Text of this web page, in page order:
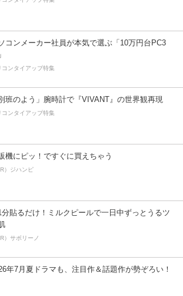
コンメーカー社員が本気で選ぶ「10万円台PC3
コンタイアップ特集
別班のよう」腕時計で『VIVANT』の世界観再現
コンタイアップ特集
機にピッ！ですぐに買えちゃう
）ジハンピ
分貼るだけ！ミルクピールで一日中ずっとうるツ
）サボリーノ
年7月夏ドラマも、注目作＆話題作が勢ぞろい！